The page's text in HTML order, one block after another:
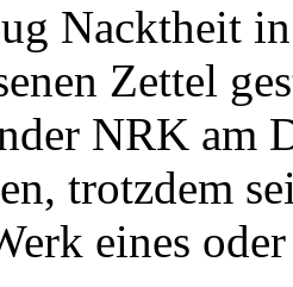
Nacktheit
Zettel
NRK am
trotzdem
eines